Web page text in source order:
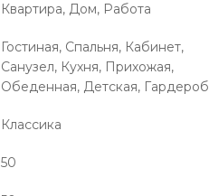
Квартира, Дом, Работа
Гостиная, Спальня, Кабинет,
Санузел, Кухня, Прихожая,
Обеденная, Детская,
Классика
50